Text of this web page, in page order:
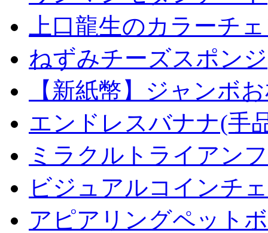
上口龍生のカラーチ
ねずみチーズスポンジ
【新紙幣】ジャンボ
エンドレスバナナ(手
ミラクルトライアン
ビジュアルコインチ
アピアリングペット